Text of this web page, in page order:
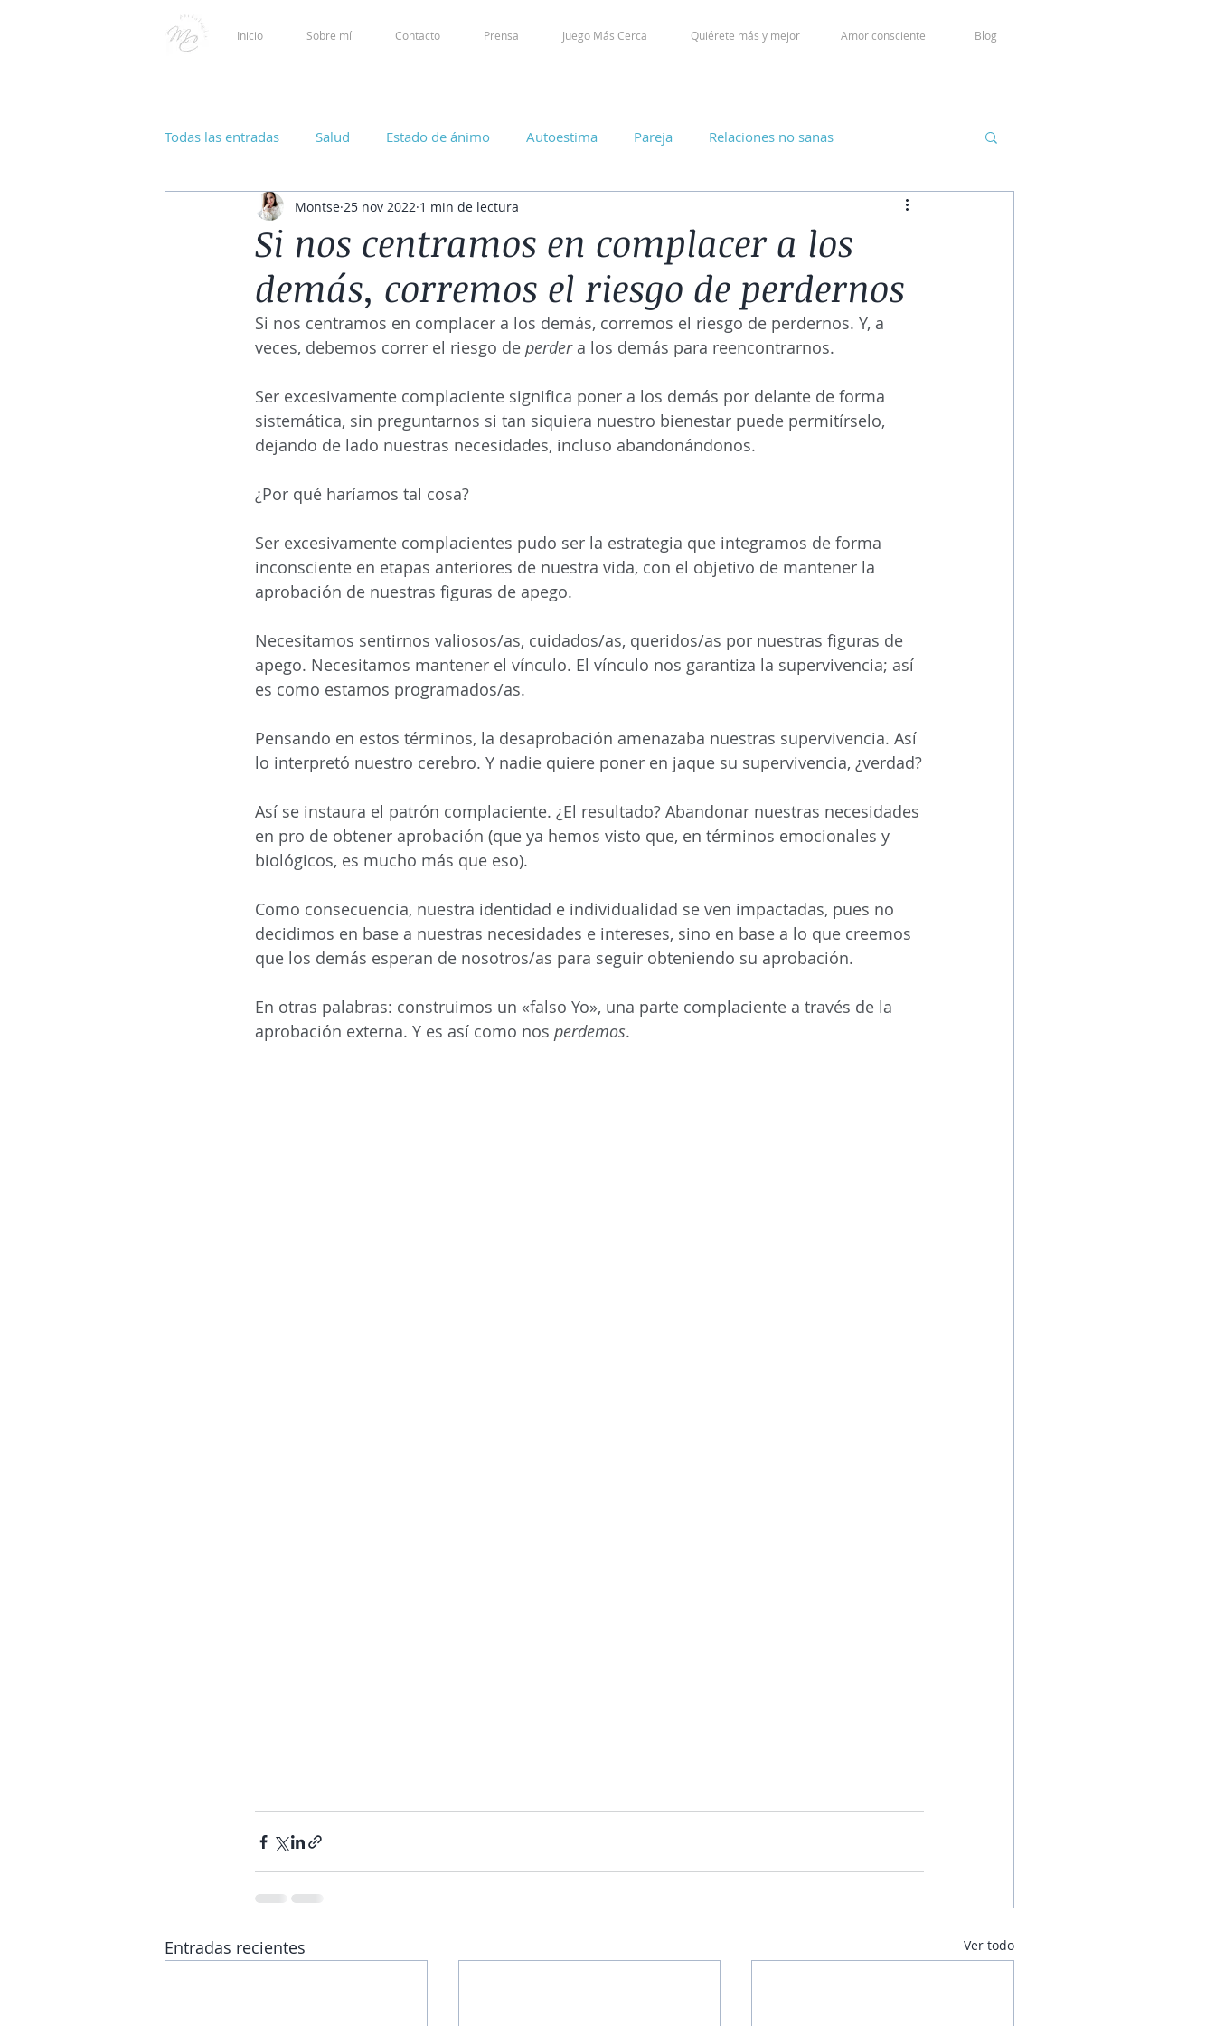
Inicio Sobre mí Contacto Prensa Juego Más Cerca Quiérete más y mejor Amor consciente Blog
Todas las entradas Salud Estado de ánimo Autoestima Pareja Relaciones no sanas
Si nos centramos en complacer a los
demás, corremos el riesgo de perdernos
Montse 25 nov 2022 1 min de lectura
Si nos centramos en complacer a los demás, corremos el riesgo de perdernos. Y, a
veces, debemos correr el riesgo de perder a los demás para reencontrarnos.
Ser excesivamente complaciente significa poner a los demás por delante de forma
sistemática, sin preguntarnos si tan siquiera nuestro bienestar puede permitírselo,
dejando de lado nuestras necesidades, incluso abandonándonos.
¿Por qué haríamos tal cosa?
Ser excesivamente complacientes pudo ser la estrategia que integramos de forma
inconsciente en etapas anteriores de nuestra vida, con el objetivo de mantener la
aprobación de nuestras figuras de apego.
Necesitamos sentirnos valiosos/as, cuidados/as, queridos/as por nuestras figuras de
apego. Necesitamos mantener el vínculo. El vínculo nos garantiza la supervivencia; así
es como estamos programados/as.
Pensando en estos términos, la desaprobación amenazaba nuestras supervivencia. Así
lo interpretó nuestro cerebro. Y nadie quiere poner en jaque su supervivencia, ¿verdad?
Así se instaura el patrón complaciente. ¿El resultado? Abandonar nuestras necesidades
en pro de obtener aprobación (que ya hemos visto que, en términos emocionales y
biológicos, es mucho más que eso).
Como consecuencia, nuestra identidad e individualidad se ven impactadas, pues no
decidimos en base a nuestras necesidades e intereses, sino en base a lo que creemos
que los demás esperan de nosotros/as para seguir obteniendo su aprobación.
En otras palabras: construimos un «falso Yo», una parte complaciente a través de la
aprobación externa. Y es así como nos perdemos.
Entradas recientes Ver todo